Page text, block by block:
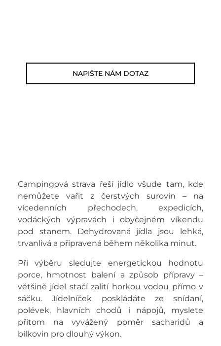
NAPIŠTE NÁM DOTAZ
Campingová strava řeší jídlo všude tam, kde
nemůžete vařit z čerstvých surovin – na
vícedenních přechodech, expedicích,
vodáckých výpravách i obyčejném víkendu
pod stanem. Dehydrovaná jídla jsou lehká,
trvanlivá a připravená během několika minut.
Při výběru sledujte energetickou hodnotu
porce, hmotnost balení a způsob přípravy –
většině jídel stačí zalití horkou vodou přímo v
sáčku. Jídelníček poskládáte ze snídaní,
polévek, hlavních chodů i nápojů, myslete
přitom na vyvážený poměr sacharidů a
bílkovin pro dlouhý výkon.